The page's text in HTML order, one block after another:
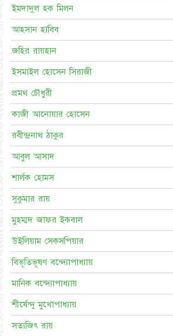
ইমদাদুল হক মিলন
আহসান হাবিব
জহির রায়হান
ইসমাইল হোসেন সিরাজী
প্রমথ চৌধুরী
কাজী আনোয়ার হোসেন
রবীন্দ্রনাথ ঠাকুর
আবুল আসাদ
শার্লক হোমস
সুকুমার রায়
মুহম্মদ জাফর ইকবাল
উইলিয়াম সেকসপিয়ার
বিভূতিভূষণ বন্দ্যোপাধ্যায়
মানিক বন্দ্যোপাধ্যায়
শীর্ষেন্দু মুখোপাধ্যায়
সত্যজিৎ রায়